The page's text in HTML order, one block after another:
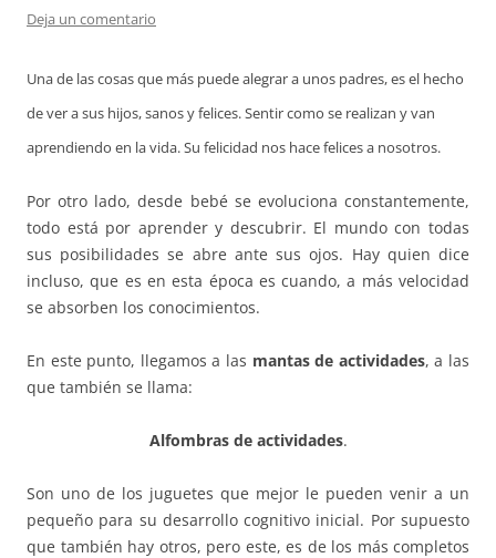
Deja un comentario
Una de las cosas que más puede alegrar a unos padres, es el hecho
de ver a sus hijos, sanos y felices. Sentir como se realizan y van
aprendiendo en la vida. Su felicidad nos hace felices a nosotros.
Por otro lado, desde bebé se evoluciona constantemente,
todo está por aprender y descubrir. El mundo con todas
sus posibilidades se abre ante sus ojos. Hay quien dice
incluso, que es en esta época es cuando, a más velocidad
se absorben los conocimientos.
En este punto, llegamos a las mantas de actividades, a las
que también se llama:
Alfombras de actividades.
Son uno de los juguetes que mejor le pueden venir a un
pequeño para su desarrollo cognitivo inicial. Por supuesto
que también hay otros, pero este, es de los más completos